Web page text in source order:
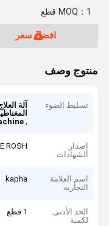
MOQ：1 قطع
افضل سعر
منتوج وصف
تسليط الضوء
آلة
,
إصدار
الشهادات
ROSH
اسم العلامة
التجارية
kapha
الحد الأدنى
لكمية
1 قطع